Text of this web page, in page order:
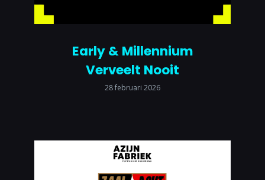
Early & Millennium
Verveelt Nooit
28 februari 2026